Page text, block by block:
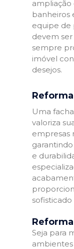
banheiros
equipe de
devem
sempre
imóvel
desejos.
Uma
valoriza
empresas
e
Seja para